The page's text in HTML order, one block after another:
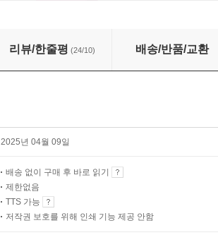
리뷰/한줄평 (24/10) 배송/반품/교환
2025년 04월 09일
배송 없이 구매 후 바로 읽기
제한없음
TTS 가능
저작권 보호를 위해 인쇄 기능 제공 안함